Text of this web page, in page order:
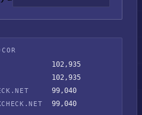
102,935
102,935
99,040
99,040